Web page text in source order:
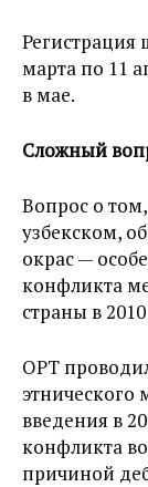
Регистрация
марта по 11
в мае.
Сложный
Вопрос о
узбекском,
окрас —
конфликта
страны в
ОРТ
этнического
введения в
конфликта
причиной